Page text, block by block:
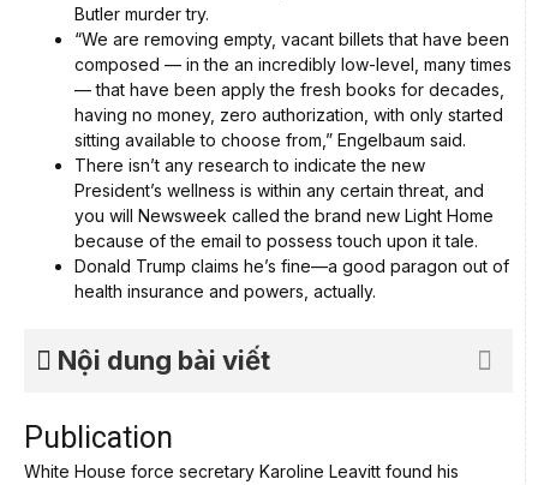
Butler murder try.
“We are removing empty, vacant billets that have been
composed — in the an incredibly low-level, many times
— that have been apply the fresh books for decades,
having no money, zero authorization, with only started
sitting available to choose from,” Engelbaum said.
There isn’t any research to indicate the new
President’s wellness is within any certain threat, and
you will Newsweek called the brand new Light Home
because of the email to possess touch upon it tale.
Donald Trump claims he’s fine—a good paragon out of
health insurance and powers, actually.
Nội dung bài viết
Publication
White House force secretary Karoline Leavitt found his